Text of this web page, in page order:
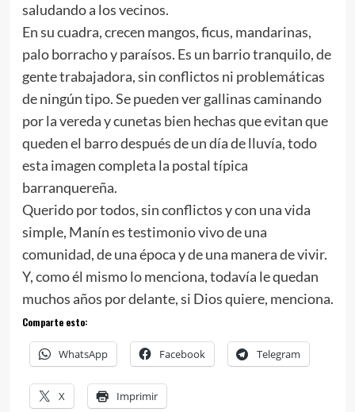
saludando a los vecinos.
En su cuadra, crecen mangos, ficus, mandarinas,
palo borracho y paraísos. Es un barrio tranquilo, de
gente trabajadora, sin conflictos ni problemáticas
de ningún tipo. Se pueden ver gallinas caminando
por la vereda y cunetas bien hechas que evitan que
queden el barro después de un día de lluvía, todo
esta imagen completa la postal típica
barranquereña.
Querido por todos, sin conflictos y con una vida
simple, Manín es testimonio vivo de una
comunidad, de una época y de una manera de vivir.
Y, como él mismo lo menciona, todavía le quedan
muchos años por delante, si Dios quiere, menciona.
Comparte esto:
WhatsApp Facebook Telegram
X Imprimir